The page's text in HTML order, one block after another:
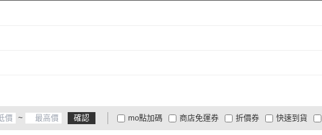
~ 確認
折價券
有影片
商品有量
mo點加碼 快速到貨
大家電安心配
大家電快配
商店免運券